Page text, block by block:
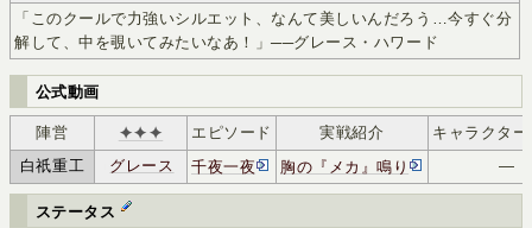
「このクールで力強いシルエット、なんて美しいんだろう…今すぐ分
解して、中を覗いてみたいなあ！」──グレース・ハワード
公式動画
陣営 ✦✦✦ エピソード 実戦紹介
キャラクタ
白祇重工
グレース 千夜一夜 胸の『メカ』鳴り ―
ステータス